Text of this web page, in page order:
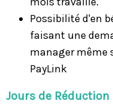
Possibilité d'en
faisant une
manager même
PayLink
Jours de Réduction